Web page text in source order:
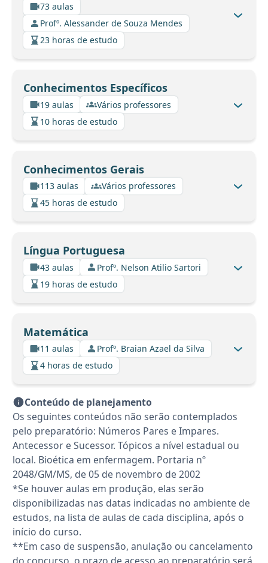
73 aulas
Profº. Alessander de Souza Mendes
23 horas de estudo
Conhecimentos Específicos
19 aulas
Vários professores
10 horas de estudo
Conhecimentos Gerais
113 aulas
Vários professores
45 horas de estudo
Língua Portuguesa
43 aulas
Profº. Nelson Atilio Sartori
19 horas de estudo
Matemática
11 aulas
Profº. Braian Azael da Silva
4 horas de estudo
Conteúdo de planejamento
Os seguintes conteúdos não serão contemplados
pelo preparatório: Números Pares e Impares.
Antecessor e Sucessor. Tópicos a nível estadual ou
local. Bioética em enfermagem. Portaria nº
2048/GM/MS, de 05 de novembro de 2002
*Se houver aulas em produção, elas serão
disponibilizadas nas datas indicadas no ambiente de
estudos, na lista de aulas de cada disciplina, após o
início do curso.
**Em caso de suspensão, anulação ou cancelamento